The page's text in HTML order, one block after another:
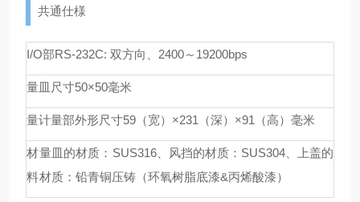
共通仕様
I/O部RS-232C: 双方向、2400～19200bps
量皿尺寸50×50毫米
量计量部外形尺寸59（宽）×231（深）×91（高）毫米
材
料
量皿的材质：SUS316、风挡的材质：SUS304、上盖的
材质：铅青铜压铸（环氧树脂底漆&丙烯酸漆）